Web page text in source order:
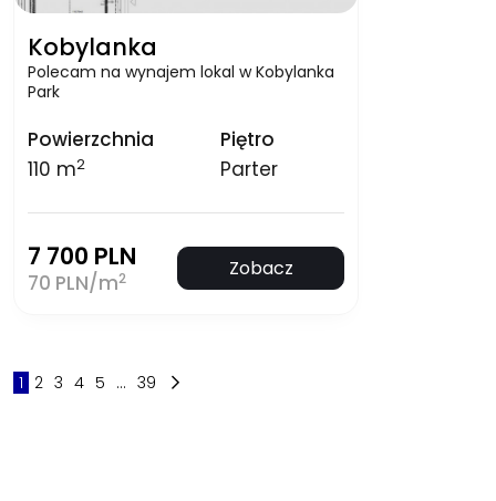
Kobylanka
Polecam na wynajem lokal w Kobylanka
Park
Powierzchnia
110 m2
Piętro
Parter
7 700 PLN
70 PLN/m2 Zobacz
1 2 3 4 5 ... 39